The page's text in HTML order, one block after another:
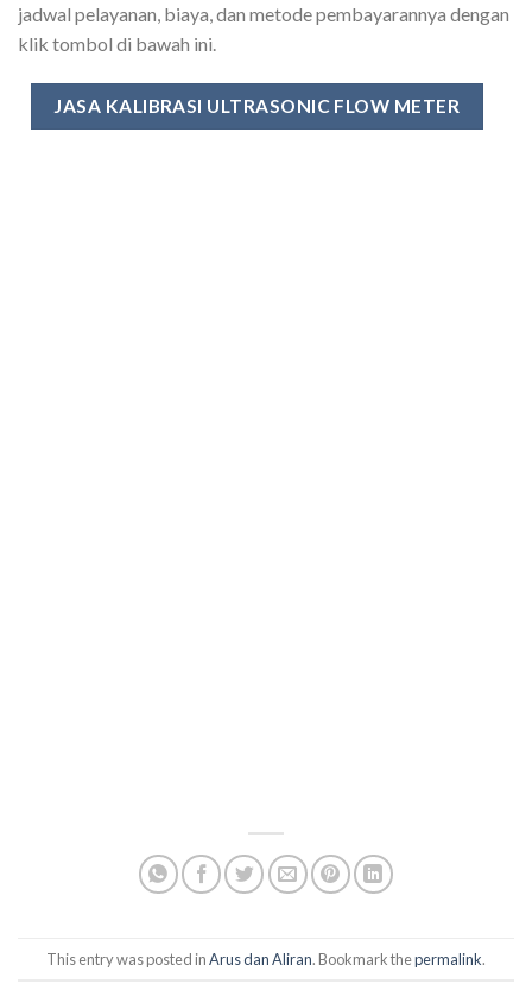
jadwal pelayanan, biaya, dan metode pembayarannya dengan
klik tombol di bawah ini.
JASA KALIBRASI ULTRASONIC FLOW METER
This entry was posted inArus dan Aliran. Bookmark thepermalink.